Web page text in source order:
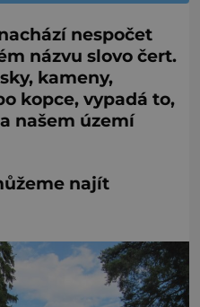
nespočet
názvu slovo čert.
kameny,
kopce, vypadá to,
našem území
najít